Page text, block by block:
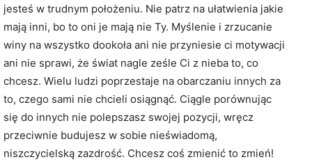
jesteś w trudnym położeniu. Nie patrz na ułatwienia jakie
mają inni, bo to oni je mają nie Ty. Myślenie i zrzucanie
winy na wszystko dookoła ani nie przyniesie ci motywacji
ani nie sprawi, że świat nagle ześle Ci z nieba to, co
chcesz. Wielu ludzi poprzestaje na obarczaniu innych za
to, czego sami nie chcieli osiągnąć. Ciągle porównując
się do innych nie polepszasz swojej pozycji, wręcz
przeciwnie budujesz w sobie nieświadomą,
niszczycielską zazdrość. Chcesz coś zmienić to zmień!